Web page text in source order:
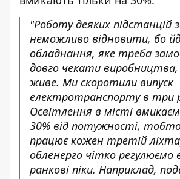
"Роботу деяких підстанцій
неможливо відновити, бо
обладнання, яке треба
довго чекати
живе. Ми скоротили випуск
електротранспорту в три
Освітлення в місті
30% від потужності,
працює кожен третій
обленерго чітко регулюємо
ранкові піки. Наприклад,